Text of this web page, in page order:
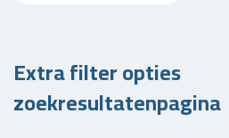
Extra filter opties
zoekresultatenpagina